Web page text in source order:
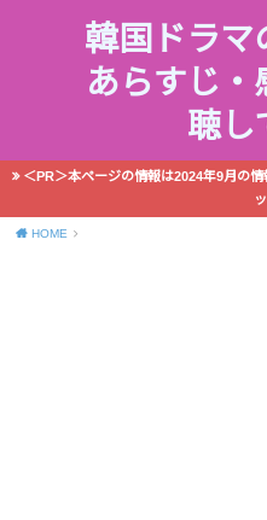
韓国ドラマ
あらすじ・
聴し
＜PR＞本ページの情報は2024年9月の
HOME